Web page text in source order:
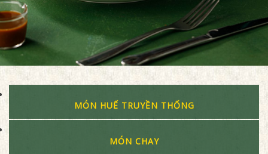
MÓN HUẾ TRUYỀN THỐNG
MÓN CHAY